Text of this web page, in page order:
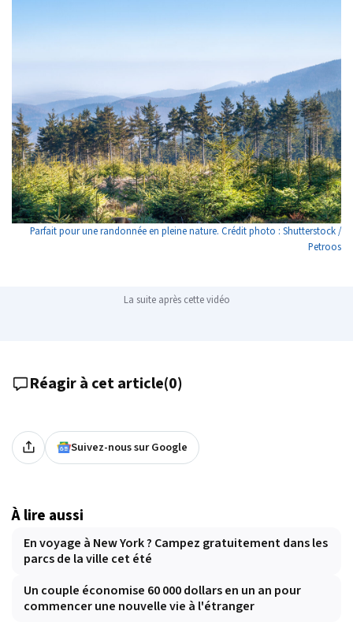
Parfait pour une randonnée en pleine nature. Crédit photo : Shutterstock /
Petroos
La suite après cette vidéo
Réagir à cet article(0)
Suivez-nous sur Google
À lire aussi
En voyage à New York ? Campez gratuitement dans les
parcs de la ville cet été
Un couple économise 60 000 dollars en un an pour
commencer une nouvelle vie à l'étranger